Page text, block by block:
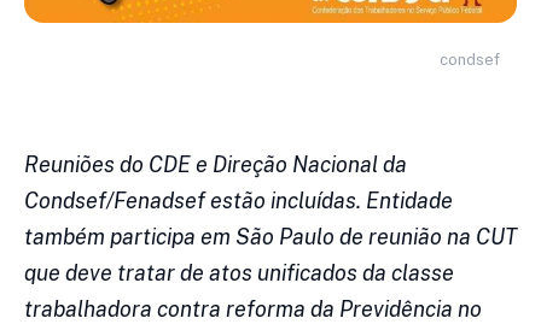
condsef
Reuniões do CDE e Direção Nacional da
Condsef/Fenadsef estão incluídas. Entidade
também participa em São Paulo de reunião na CUT
que deve tratar de atos unificados da classe
trabalhadora contra reforma da Previdência no